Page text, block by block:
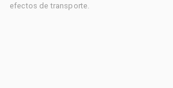
efectos de transporte.